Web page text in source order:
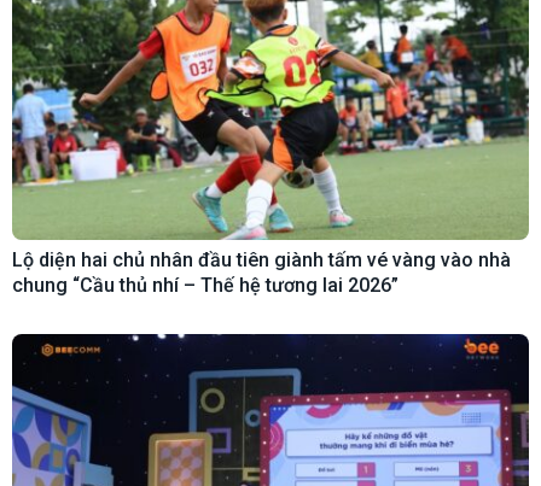
Lộ diện hai chủ nhân đầu tiên giành tấm vé vàng vào nhà
chung “Cầu thủ nhí – Thế hệ tương lai 2026”